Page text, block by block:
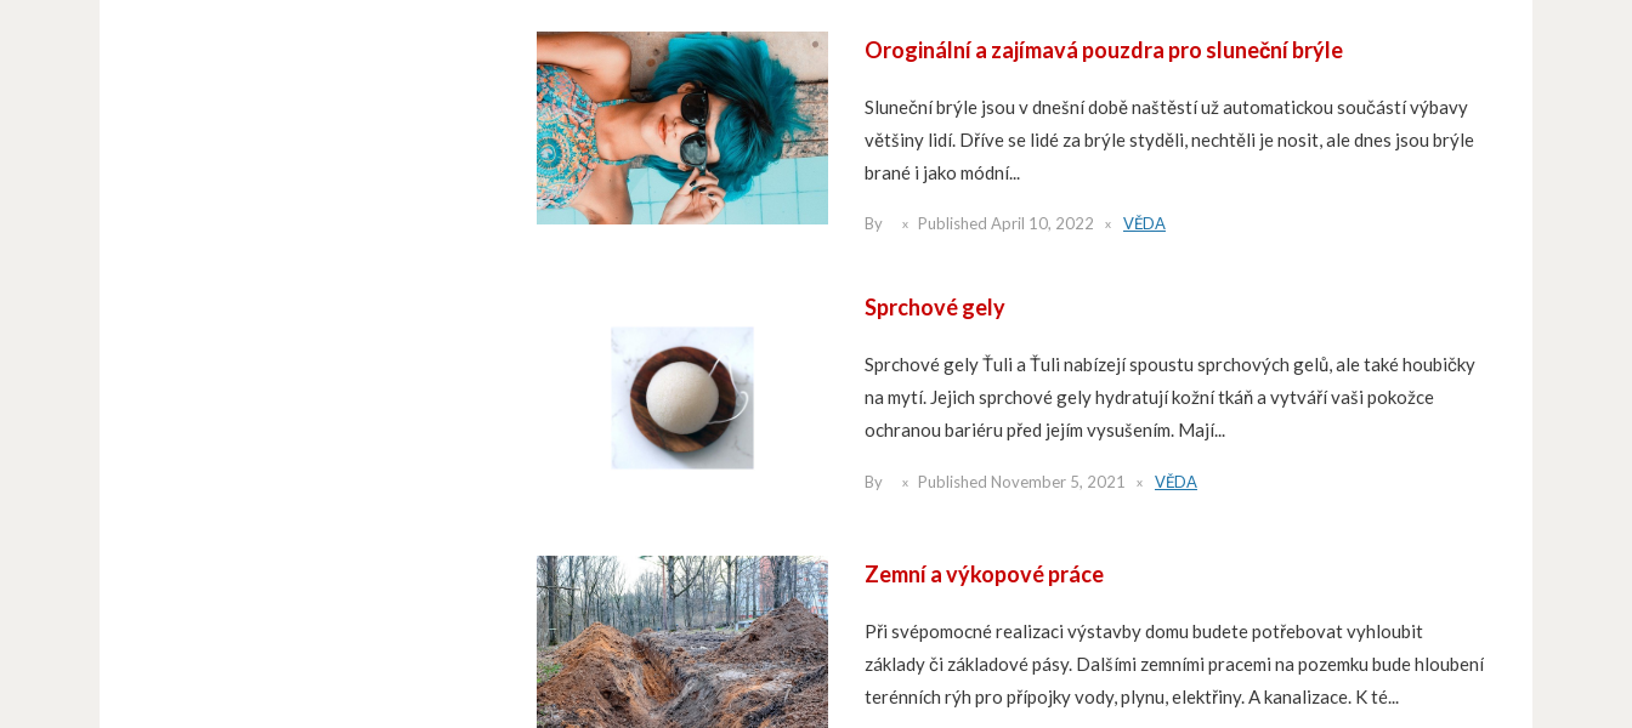
Oroginální a zajímavá pouzdra pro sluneční brýle
Sluneční brýle jsou v dnešní době naštěstí už automatickou součástí výbavy
většiny lidí. Dříve se lidé za brýle styděli, nechtěli je nosit, ale dnes jsou brýle
brané i jako módní...
By Published April 10, 2022 VĚDA
Sprchové gely
Sprchové gely Ťuli a Ťuli nabízejí spoustu sprchových gelů, ale také houbičky
na mytí. Jejich sprchové gely hydratují kožní tkáň a vytváří vaši pokožce
ochranou bariéru před jejím vysušením. Mají...
By Published November 5, 2021 VĚDA
Zemní a výkopové práce
Při svépomocné realizaci výstavby domu budete potřebovat vyhloubit
základy či základové pásy. Dalšími zemními pracemi na pozemku bude hloubení
terénních rýh pro přípojky vody, plynu, elektřiny. A kanalizace. K té...